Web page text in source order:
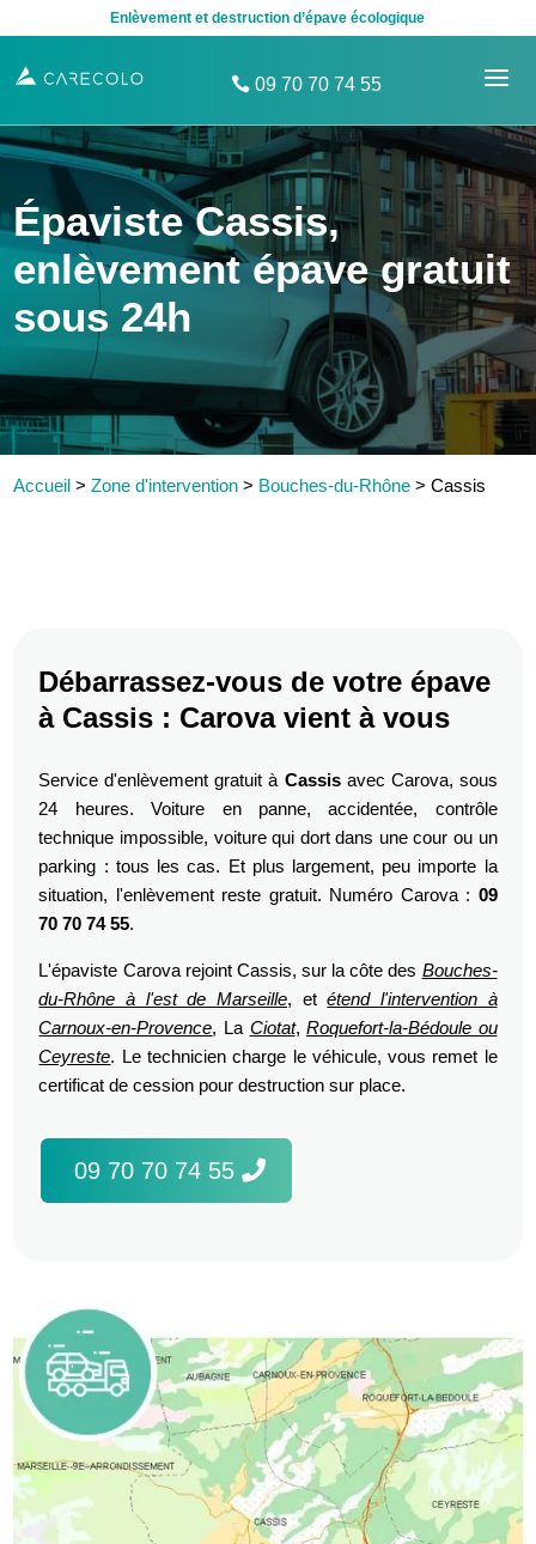
Enlèvement et destruction d’épave écologique
09 70 70 74 55
Épaviste Cassis,
enlèvement épave gratuit
sous 24h
Accueil >Zone d'intervention > Bouches-du-Rhône >Cassis
Débarrassez-vous de votre épave
à Cassis : Carova vient à vous
Service d'enlèvement gratuit à Cassisavec Carova, sous
24 heures. Voiture en panne, accidentée, contrôle
technique impossible, voiture qui dort dans une cour ou un
parking : tous les cas. Et plus largement, peu importe la
situation, l'enlèvement reste gratuit. Numéro Carova : 09
70 70 74 55.
L'épaviste Carova rejoint Cassis, sur la côte des Bouches-
du-Rhône à l'est de Marseille, etétend l'intervention à
Carnoux-en-Provence, La Ciotat,Roquefort-la-Bédoule ou
Ceyreste. Le technicien charge le véhicule, vous remet le
certificat de cession pour destruction sur place.
09 70 70 74 55